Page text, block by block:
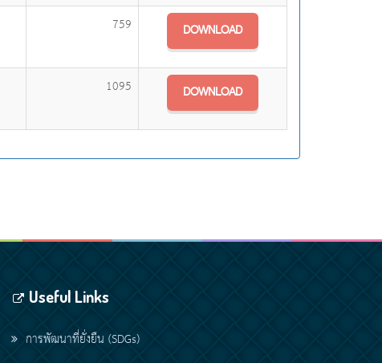
759 DOWNLOAD
1095 DOWNLOAD
Useful Links
การพัฒนาที่ยั่งยืน (SDGs)